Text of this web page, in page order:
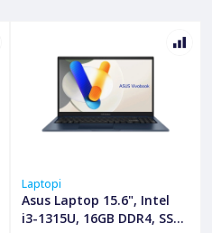
Laptopi
Asus Laptop 15.6", Intel
i3-1315U, 16GB DDR4, SSD